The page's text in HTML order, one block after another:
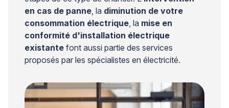
en cas de panne, la diminution de votre
consommation électrique, la mise en
conformité d'installation électrique
existante font aussi partie des services
proposés par les spécialistes en électricité.